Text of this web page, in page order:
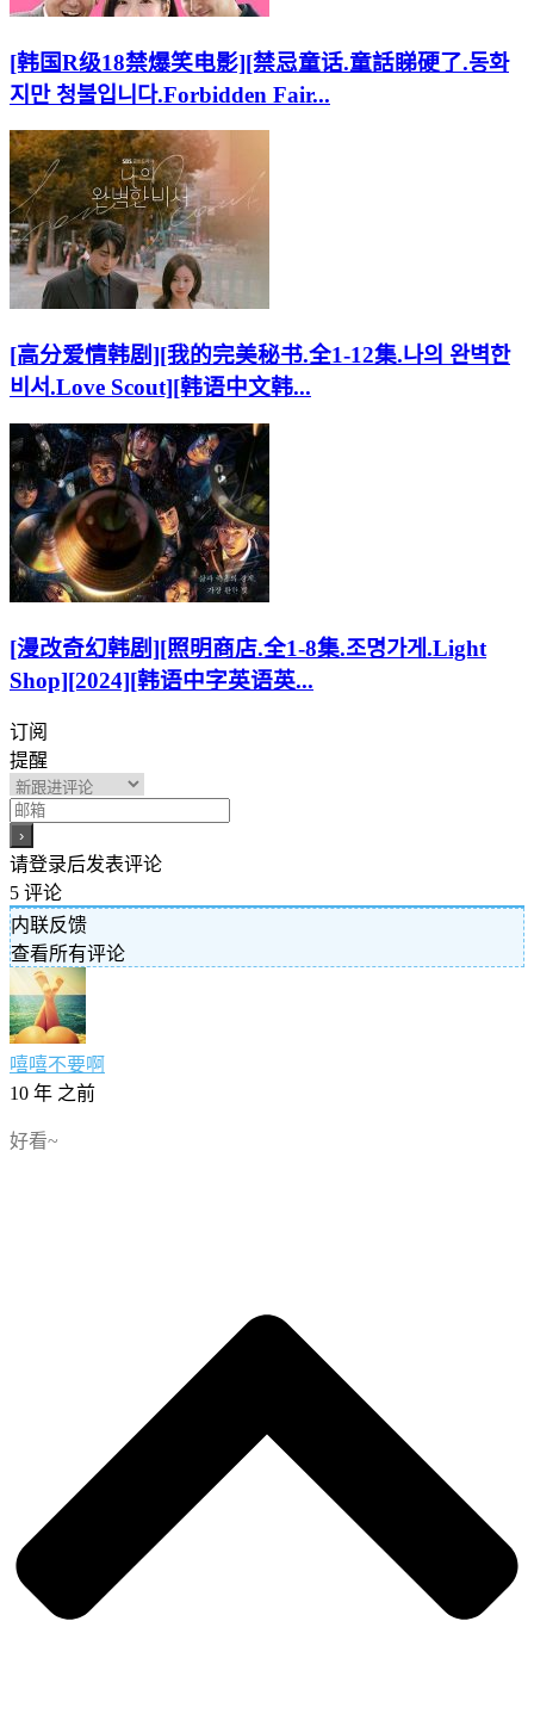
[韩国R级18禁爆笑电影][禁忌童话.童話睇硬了.동화
지만 청불입니다.Forbidden Fair...
[高分爱情韩剧][我的完美秘书.全1-12集.나의 완벽한
비서.Love Scout][韩语中文韩...
[漫改奇幻韩剧][照明商店.全1-8集.조명가게.Light
Shop][2024][韩语中字英语英...
订阅
提醒
请登录后发表评论
5 评论
内联反馈
查看所有评论
嘻嘻不要啊
10 年 之前
好看~